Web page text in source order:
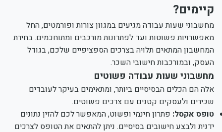
קיימים?
מחשבוני שעות עבודה מגיעים במגוון צורות ופורמטים, החל
מאפשרויות פשוטות ועד לפתרונות מורכבים ומתוחכמים. בחירת
המחשבון המתאים תלויה בצרכים הספציפיים שלכם, בגודל
העסק, ובמורכבות חישובי השכר.
מחשבוני שעות עבודה פשוטים
אלה הם הכלים הבסיסיים ביותר, ומתאימים בעיקר לעובדים
שכירים ולעסקים קטנים עם צרכים פשוטים.
טופס אקסל: פתרון חינמי ופשוט, המאפשר לכם להזין נתונים
ידנית ולבצע חישובים בסיסיים. ניתן להתאים את הטופס לצרכים